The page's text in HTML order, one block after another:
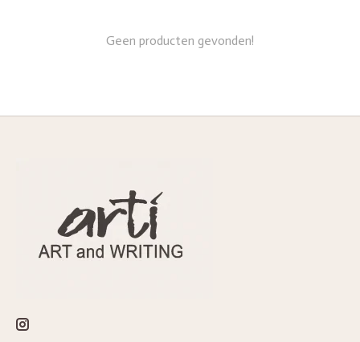
Geen producten gevonden!